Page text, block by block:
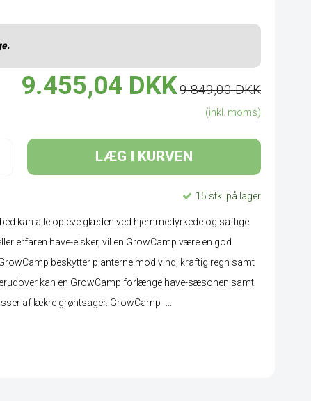
9.455,04 DKK9.849,00 DKK
(inkl. moms)
LÆG I KURVEN
15 stk. på lager
kan alle opleve glæden ved hjemmedyrkede og saftige
erfaren have-elsker, vil en GrowCamp være en god
beskytter planterne mod vind, kraftig regn samt
kan en GrowCamp forlænge have-sæsonen samt
af lækre grøntsager. GrowCamp -...